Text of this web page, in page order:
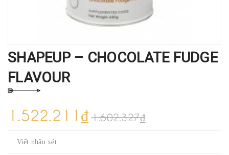
SHAPEUP – CHOCOLATE FUDGE
FLAVOUR
1.522.211₫ 1.602.327₫
Viết nhận xét